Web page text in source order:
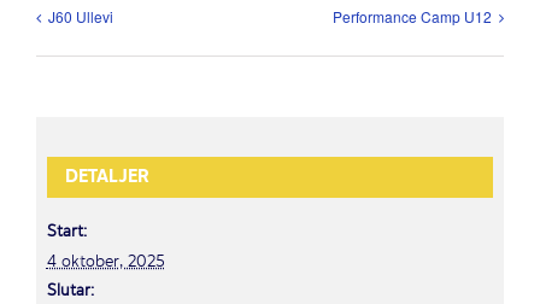
J60 Ullevi Performance Camp U12
DETALJER
Start:
4 oktober, 2025
Slutar: